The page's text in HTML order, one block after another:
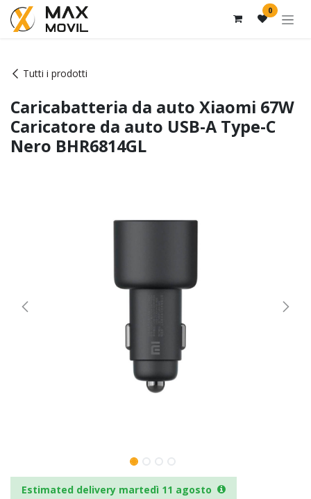
Passa al contenuto 0
Tutti i prodotti
Caricabatteria da auto Xiaomi 67W
Caricatore da auto USB-A Type-C
Nero BHR6814GL
Estimated delivery martedì 11 agosto